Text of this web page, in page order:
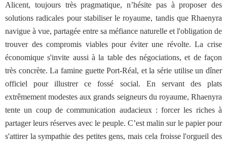
Alicent, toujours très pragmatique, n’hésite pas à proposer des
solutions radicales pour stabiliser le royaume, tandis que Rhaenyra
navigue à vue, partagée entre sa méfiance naturelle et l'obligation de
trouver des compromis viables pour éviter une révolte. La crise
économique s'invite aussi à la table des négociations, et de façon
très concrète. La famine guette Port-Réal, et la série utilise un dîner
officiel pour illustrer ce fossé social. En servant des plats
extrêmement modestes aux grands seigneurs du royaume, Rhaenyra
tente un coup de communication audacieux : forcer les riches à
partager leurs réserves avec le peuple. C’est malin sur le papier pour
s'attirer la sympathie des petites gens, mais cela froisse l'orgueil des